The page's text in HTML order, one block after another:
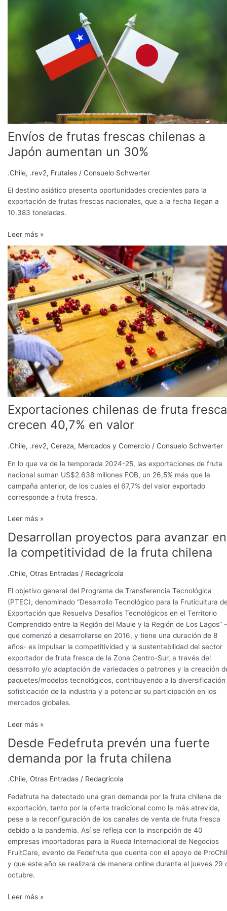
Envíos de frutas frescas chilenas a
Japón aumentan un 30%
.Chile, .rev2, Frutales / Consuelo Schwerter
El destino asiático presenta oportunidades crecientes para la
exportación de frutas frescas nacionales, que a la fecha llegan a
10.383 toneladas.
aumentan
Leer más »
Exportaciones chilenas de fruta fresca
crecen 40,7% en valor
.Chile, .rev2, Cereza, Mercados y Comercio / Consuelo Schwerter
En lo que va de la temporada 2024-25, las exportaciones de fruta
nacional suman US$2.638 millones FOB, un 26,5% más que la
campaña anterior, de los cuales el 67,7% del valor exportado
corresponde a fruta fresca.
Exportaciones
chilenas
de
fruta
fresca
crecen
40,7%
en
valor
Leer más »
Desarrollan proyectos para avanzar en
la competitividad de la fruta chilena
.Chile, Otras Entradas / Redagrícola
El objetivo general del Programa de Transferencia Tecnológica
(PTEC), denominado “Desarrollo Tecnológico para la Fruticultura
Exportación que Resuelva Desafíos Tecnológicos en el Territorio
Comprendido entre la Región del Maule y la Región de Los Lagos” -
que comenzó a desarrollarse en 2016, y tiene una duración de 8
años- es impulsar la competitividad y la sustentabilidad del sector
exportador de fruta fresca de la Zona Centro-Sur, a través del
desarrollo y/o adaptación de variedades o patrones y la creación
paquetes/modelos tecnológicos, contribuyendo a la
sofisticación de la industria y a potenciar su participación en los
mercados globales.
Desarrollan
proyectos
para
la
competitividad
de
la
fruta
chilena
Leer más »
Desde Fedefruta prevén una fuerte
demanda por la fruta chilena
.Chile, Otras Entradas / Redagrícola
Fedefruta ha detectado una gran demanda por la fruta chilena de
exportación, tanto por la oferta tradicional como la más atrevida,
pese a la reconfiguración de los canales de venta de fruta fresca
debido a la pandemia. Así se refleja con la inscripción de 40
empresas importadoras para la Rueda Internacional de Negocios
FruitCare, evento de Fedefruta que cuenta con el apoyo de
y que este año se realizará de manera online durante el jueves 29
octubre.
Desde
Fedefruta
prevén
fuerte
demanda
por
la
fruta
chilena
Leer más »